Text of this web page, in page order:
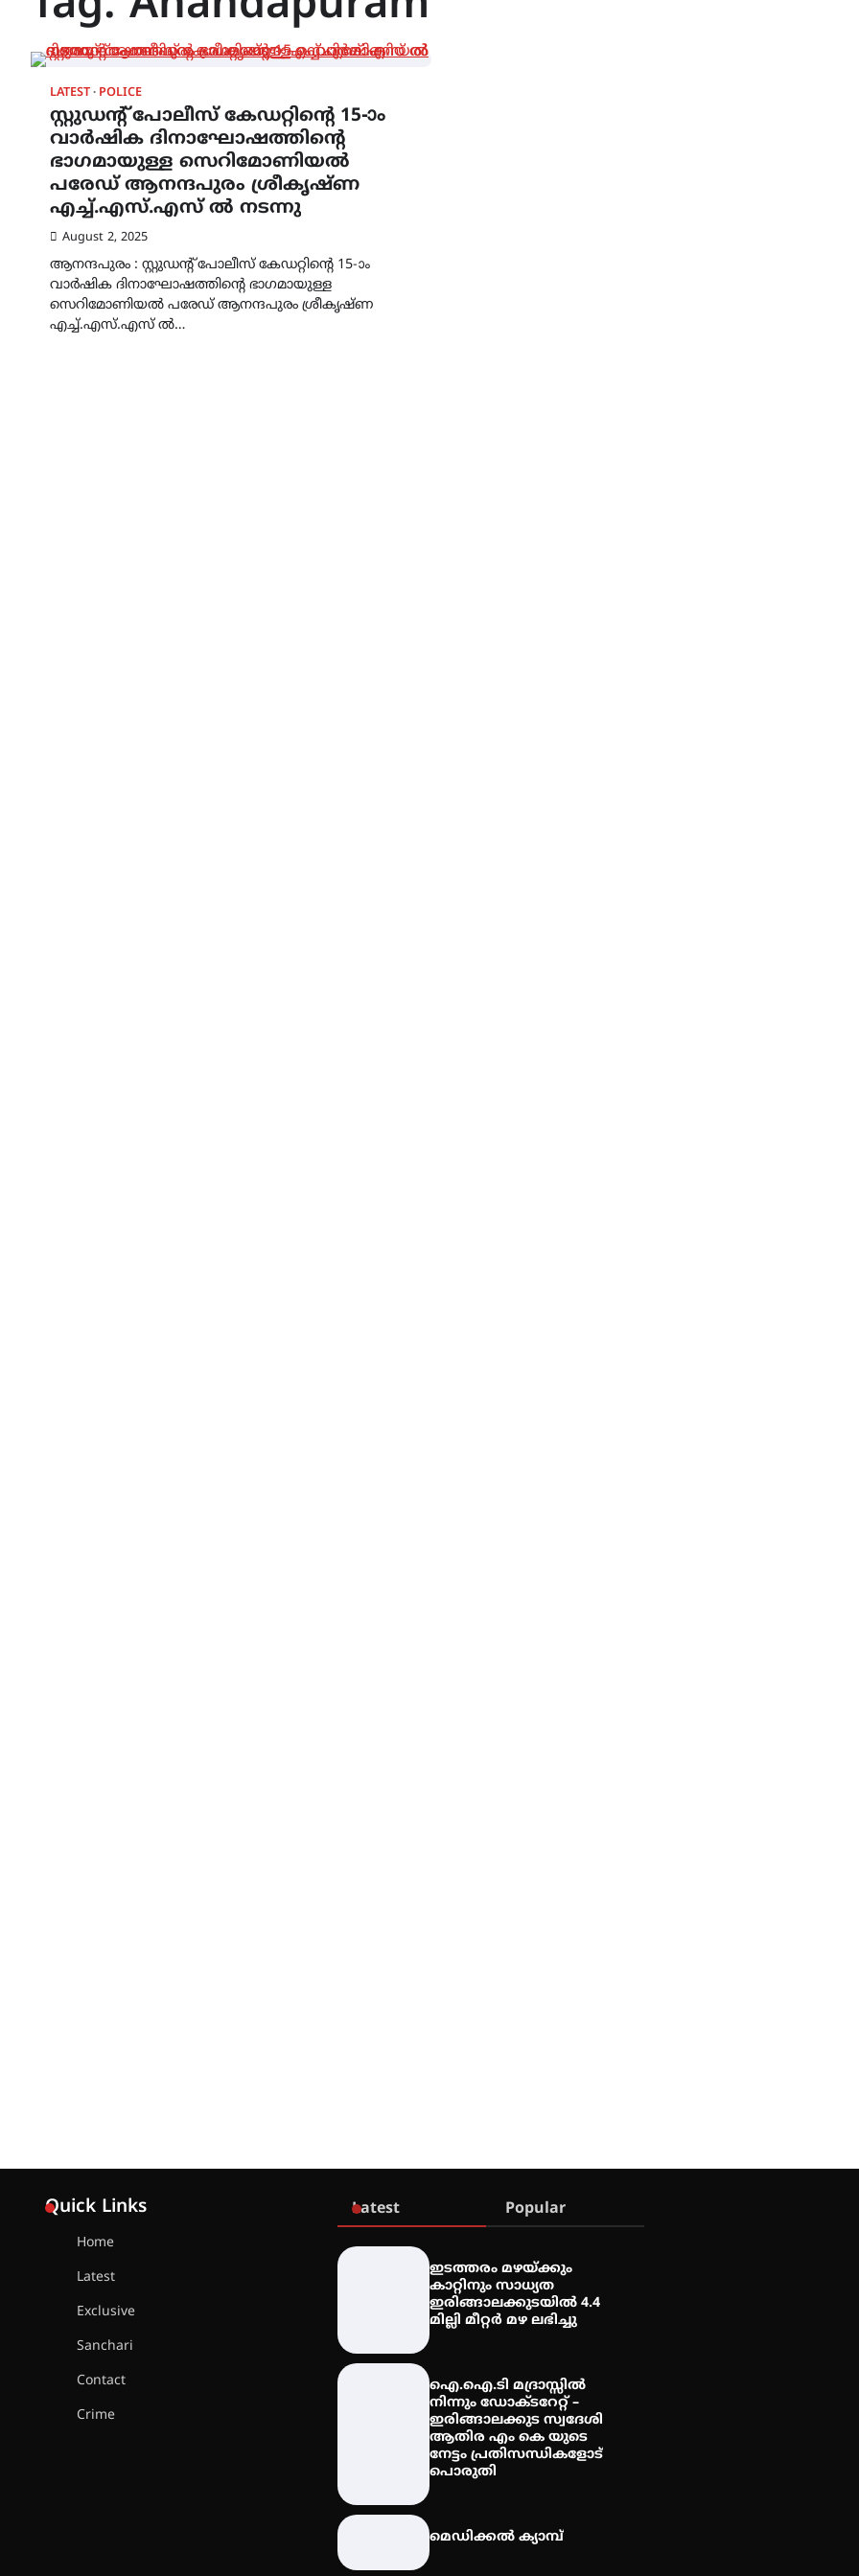
LATEST POLICE
സ്റ്റുഡന്റ് പോലീസ് കേഡറ്റിന്റെ 15-ാം
വാർഷിക ദിനാഘോഷത്തിന്റെ
ഭാഗമായുള്ള സെറിമോണിയൽ
പരേഡ് ആനന്ദപുരം ശ്രീകൃഷ്‌ണ
എച്ച്.എസ്.എസ് ൽ നടന്നു
August 2, 2025
ആനന്ദപുരം : സ്റ്റുഡന്റ് പോലീസ് കേഡറ്റിന്റെ 15-ാം
വാർഷിക ദിനാഘോഷത്തിന്റെ ഭാഗമായുള്ള
സെറിമോണിയൽ പരേഡ് ആനന്ദപുരം ശ്രീകൃഷ്‌ണ
എച്ച്.എസ്.എസ് ൽ…
Quick Links
Home
Latest
Exclusive
Sanchari
Contact
Crime
Latest Popular
ഇടത്തരം മഴയ്ക്കും
കാറ്റിനും സാധ്യത
ഇരിങ്ങാലക്കുടയിൽ 4.4
മില്ലി മീറ്റർ മഴ ലഭിച്ചു
ഐ.ഐ.ടി മദ്രാസ്സിൽ
നിന്നും ഡോക്ടറേറ്റ് –
ഇരിങ്ങാലക്കുട സ്വദേശി
ആതിര എം കെ യുടെ
നേട്ടം പ്രതിസന്ധികളോട്
പൊരുതി
മെഡിക്കൽ ക്യാമ്പ്